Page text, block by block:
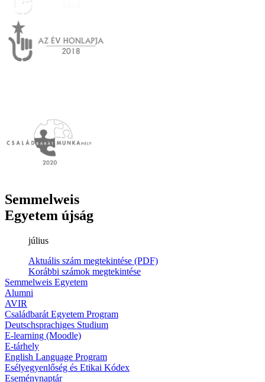
Semmelweis
Egyetem újság
július
Aktuális szám megtekintése (PDF)
Korábbi számok megtekintése
Semmelweis Egyetem
Alumni
AVIR
Családbarát Egyetem Program
Deutschsprachiges Studium
E-learning (Moodle)
E-tárhely
English Language Program
Esélyegyenlőség és Etikai Kódex
Eseménynaptár